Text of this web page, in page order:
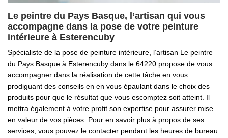
Le peintre du Pays Basque, l’artisan qui vous
accompagne dans la pose de votre peinture
intérieure à Esterencuby
Spécialiste de la pose de peinture intérieure, l’artisan Le peintre
du Pays Basque à Esterencuby dans le 64220 propose de vous
accompagner dans la réalisation de cette tâche en vous
prodiguant des conseils en en vous épaulant dans le choix des
produits pour que le résultat que vous escomptez soit atteint. Il
mettra également à votre profit son expertise pour assurer mise
en valeur de vos pièces. Pour en savoir plus à propos de ses
services, vous pouvez le contacter pendant les heures de bureau.